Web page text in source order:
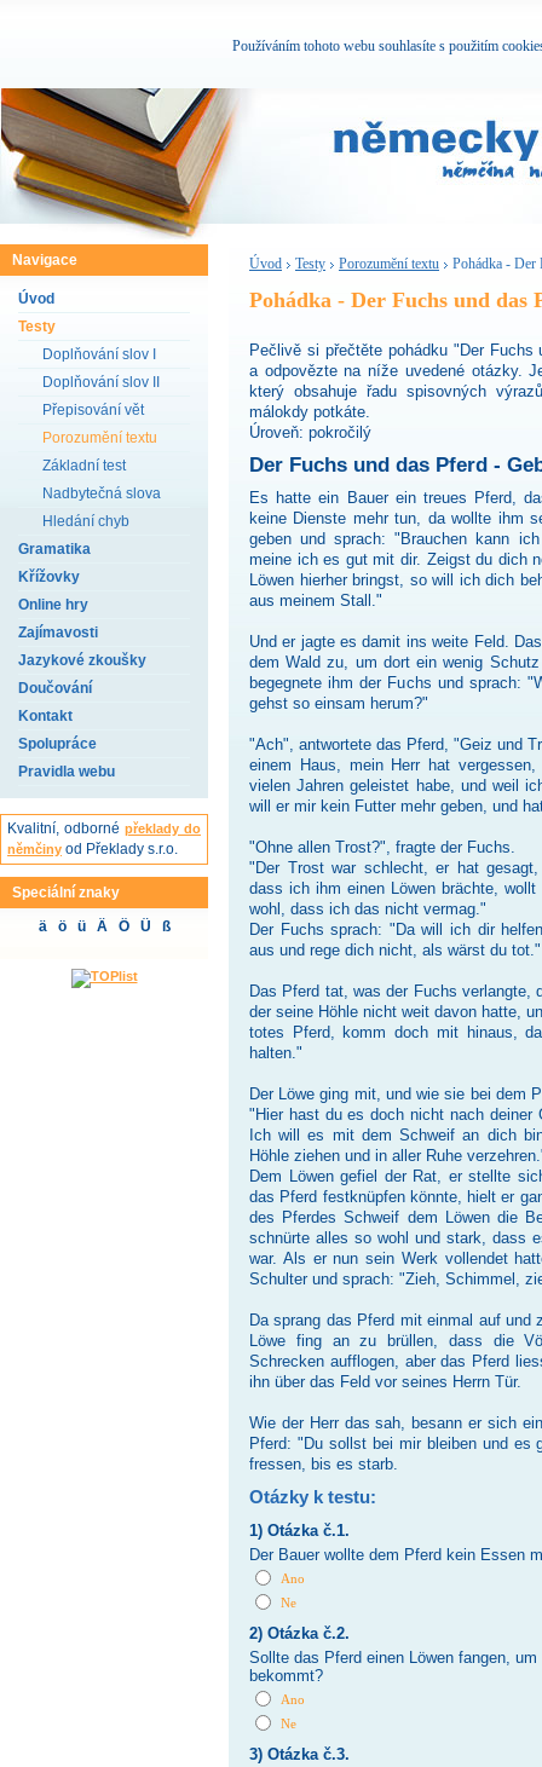
Používáním tohoto webu souhlasíte s použitím
Navigace
Úvod
Testy
Doplňování slov I
Doplňování slov II
Přepisování vět
Porozumění textu
Základní test
Nadbytečná slova
Hledání chyb
Gramatika
Křížovky
Online hry
Zajímavosti
Jazykové zkoušky
Doučování
Kontakt
Spolupráce
Pravidla webu
Kvalitní, odborné překlady do
němčiny od Překlady s.r.o.
Speciální znaky
ä ö ü Ä Ö Ü ß
Úvod Testy Porozumění textu Pohádka - Der
Pohádka - Der Fuchs und das
Pečlivě si přečtěte pohádku "Der
a odpovězte na níže uvedené otázky.
který obsahuje řadu spisovných
málokdy potkáte.
Úroveň: pokročilý
Der Fuchs und das Pferd -
Es hatte ein Bauer ein treues Pferd,
keine Dienste mehr tun, da wollte ihm
geben und sprach: "Brauchen kann
meine ich es gut mit dir. Zeigst du dich
Löwen hierher bringst, so will ich dich
aus meinem Stall."
Und er jagte es damit ins weite Feld.
dem Wald zu, um dort ein wenig
begegnete ihm der Fuchs und sprach:
gehst so einsam herum?"
"Ach", antwortete das Pferd, "Geiz und
einem Haus, mein Herr hat
vielen Jahren geleistet habe, und weil
will er mir kein Futter mehr geben, und
"Ohne allen Trost?", fragte der Fuchs.
"Der Trost war schlecht, er hat
dass ich ihm einen Löwen brächte,
wohl, dass ich das nicht vermag."
Der Fuchs sprach: "Da will ich dir
aus und rege dich nicht, als wärst du tot."
Das Pferd tat, was der Fuchs verlangte,
der seine Höhle nicht weit davon hatte,
totes Pferd, komm doch mit hinaus,
halten."
Der Löwe ging mit, und wie sie bei dem
"Hier hast du es doch nicht nach deiner
Ich will es mit dem Schweif an dich
Höhle ziehen und in aller Ruhe
Dem Löwen gefiel der Rat, er stellte
das Pferd festknüpfen könnte, hielt er
des Pferdes Schweif dem Löwen die
schnürte alles so wohl und stark, dass
war. Als er nun sein Werk vollendet
Schulter und sprach: "Zieh, Schimmel,
Da sprang das Pferd mit einmal auf und
Löwe fing an zu brüllen, dass die
Schrecken aufflogen, aber das Pferd
ihn über das Feld vor seines Herrn Tür.
Wie der Herr das sah, besann er sich
Pferd: "Du sollst bei mir bleiben und es
fressen, bis es starb.
Otázky k testu:
1) Otázka č.1.
Der Bauer wollte dem Pferd kein Essen
Ano
Ne
2) Otázka č.2.
Sollte das Pferd einen Löwen fangen,
bekommt?
Ano
Ne
3) Otázka č.3.